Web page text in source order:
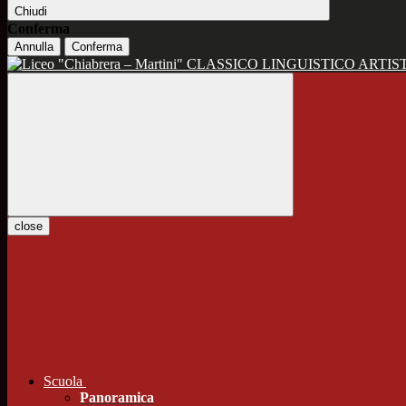
Chiudi
Conferma
Annulla Conferma
CLASSICO LINGUISTICO
close
Scuola
Panoramica